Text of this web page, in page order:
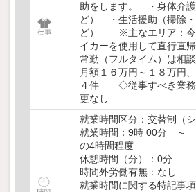
助をします。 ・身体介
ど） ・生活援助（掃除
ど） ※主なエリア：
イカーを使用して直行直
常勤（フルタイム）は
月額１６万円～１８万円
４件 ◇従事すべき業務
更なし
就業時間区分：交替制（シ
就業時間：9時 00分 ～
の4時間程度
休憩時間（分）：0分
時間外労働有無：なし
就業時間に関する特記事